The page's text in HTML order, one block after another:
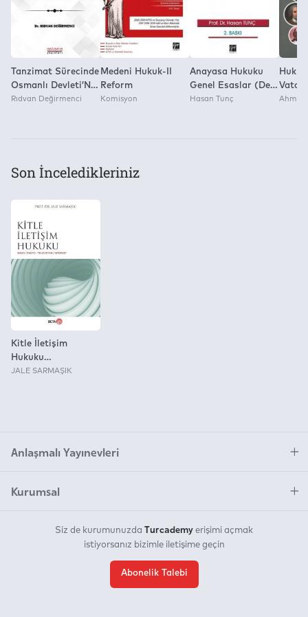
Tanzimat Sürecinde
Osmanlı Devleti’Nin
Hukuk Değişimi ve
Rıdvan Değirmenci
Medeni Hukuk-II
Reform
Komisyon
Anayasa Hukuku
Genel Esaslar (Ders
Kitabı) 2. Baskı
Hasan Tunç Ahmet
Son İnceledikleriniz
Kitle İletişim
Hukuku
(Basın/Radyo -
JALE SARMAŞIK
Anlaşmalı Yayınevleri
Kurumsal
Siz de kurumunuzda Turcademy erişimi açmak
istiyorsanız bizimle iletişime geçin
Abonelik Talebi